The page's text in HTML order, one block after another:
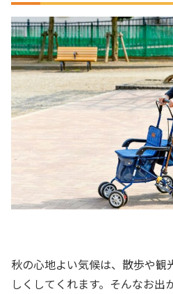
秋の心地よい気候は、散歩や観
しくしてくれます。そんなお出